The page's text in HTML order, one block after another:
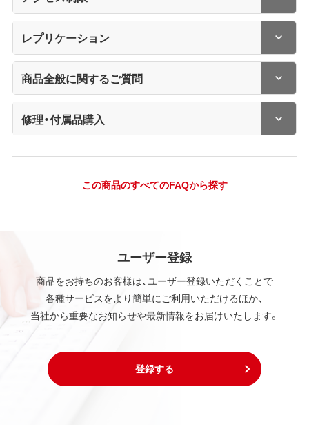
レプリケーション
商品全般に関するご質問
修理・付属品購入
この商品のすべてのFAQから探す
ユーザー登録
商品をお持ちのお客様は、ユーザー登録いただくことで
各種サービスをより簡単にご利用いただけるほか、
当社から重要なお知らせや最新情報をお届けいたします。
登録する